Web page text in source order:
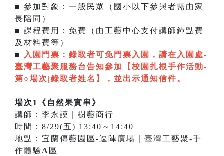
■ 參加對象：一般民眾（國小以下參與者需由家
長陪同）
■ 課程費用：免費（由工藝中心支付講師鐘點費
及材料費等）
■
入園門票： 錄取者可免門票入園，請在入園處-
臺灣工藝聚服務台告知參加【校園扎根手作活動-
第○場次|錄取者姓名】，並出示通知信件。
場次1《自然果實串》
講師：李永謨｜樹藝商行
時間：8/29(五) 13:40～14:40
地點：宜蘭傳藝園區-逗陣廣場｜臺灣工藝聚-手
作體驗A 區